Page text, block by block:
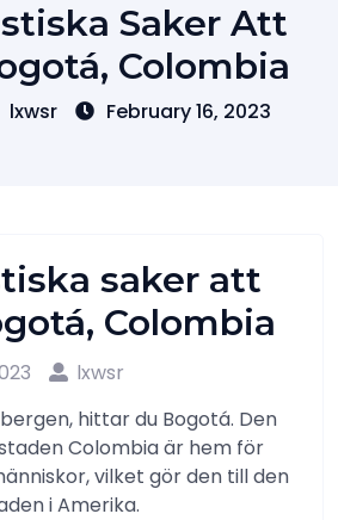
Saker Att
Colombia
lxwsr February 16, 2023
saker att
Colombia
lxwsr
hittar du Bogotá. Den
Colombia är hem för
vilket gör den till den
i Amerika.